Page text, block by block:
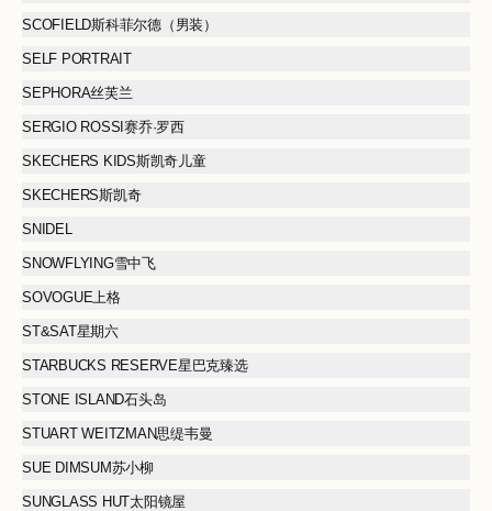
SCOFIELD斯科菲尔德（男装）
SELF PORTRAIT
SEPHORA丝芙兰
SERGIO ROSSI赛乔·罗西
SKECHERS KIDS斯凯奇儿童
SKECHERS斯凯奇
SNIDEL
SNOWFLYING雪中飞
SOVOGUE上格
ST&SAT星期六
STARBUCKS RESERVE星巴克臻选
STONE ISLAND石头岛
STUART WEITZMAN思缇韦曼
SUE DIMSUM苏小柳
SUNGLASS HUT太阳镜屋